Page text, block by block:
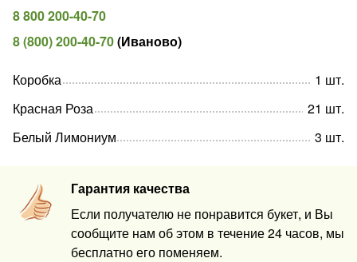
8 800 200-40-70
8 (800) 200-40-70(Иваново)
Гарантия качества
Если получателю не понравится букет, и Вы
сообщите нам об этом в течение 24 часов, мы
бесплатно его поменяем.
Коробка 1 шт.
Красная Роза
21 шт.
Белый Лимониум
3 шт.